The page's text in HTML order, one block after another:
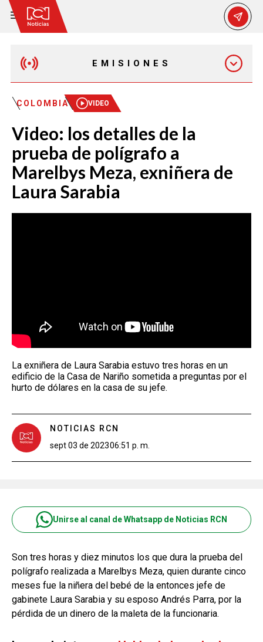
EMISIONES
MAÑANA EXPRESS
EMISIÓN 12:30 PM
EMISIÓN 7:00 PM
EMISIÓN 11:30 PM
COLOMBIA VIDEO
Video: los detalles de la
prueba de polígrafo a
Marelbys Meza, exniñera de
Laura Sarabia
La exniñera de Laura Sarabia estuvo tres horas en un
edificio de la Casa de Nariño sometida a preguntas por el
hurto de dólares en la casa de su jefe.
NOTICIAS RCN
sept 03 de 202306:51 p. m.
Unirse al canal de Whatsapp de Noticias RCN
Son tres horas y diez minutos los que dura la prueba del
polígrafo realizada a Marelbys Meza, quien durante cinco
meses fue la niñera del bebé de la entonces jefe de
gabinete Laura Sarabia y su esposo Andrés Parra, por la
pérdida de un dinero de la maleta de la funcionaria.